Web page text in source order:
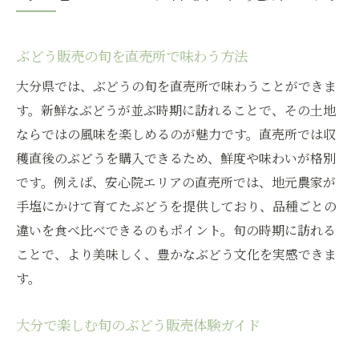
ぶどう販売の旬を直売所で味わう方法
大分県では、ぶどうの旬を直売所で味わうことができま
す。新鮮なぶどうが並ぶ時期に訪れることで、その土地
ならではの風味を楽しめるのが魅力です。直売所では収
穫直後のぶどうを購入できるため、鮮度や味わいが格別
です。例えば、安心院エリアの直売所では、地元農家が
手塩にかけて育てたぶどうを提供しており、品種ごとの
違いを食べ比べできるのもポイント。旬の時期に訪れる
ことで、より美味しく、豊かなぶどう文化を実感できま
す。
大分で楽しむ旬のぶどう販売体験ガイド